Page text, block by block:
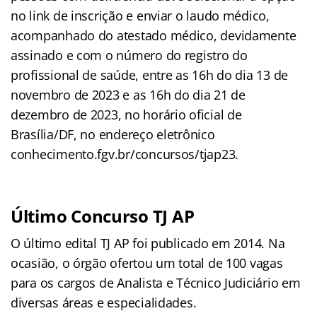
no link de inscrição e enviar o laudo médico,
acompanhado do atestado médico, devidamente
assinado e com o número do registro do
profissional de saúde, entre as 16h do dia 13 de
novembro de 2023 e as 16h do dia 21 de
dezembro de 2023, no horário oficial de
Brasília/DF, no endereço eletrônico
conhecimento.fgv.br/concursos/tjap23.
Último Concurso TJ AP
O último edital TJ AP foi publicado em 2014. Na
ocasião, o órgão ofertou um total de 100 vagas
para os cargos de Analista e Técnico Judiciário em
diversas áreas e especialidades.